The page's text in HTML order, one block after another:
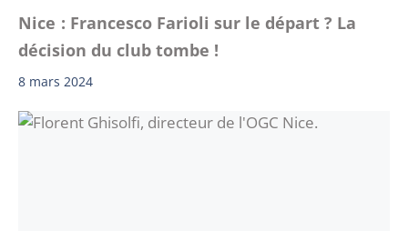
Nice ‍: Francesco Farioli sur le départ ? La
décision du club tombe !
8 mars 2024